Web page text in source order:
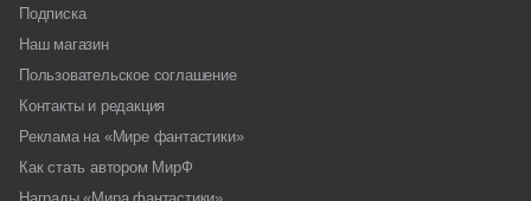
Подписка
Наш магазин
Пользовательское соглашение
Контакты и редакция
Реклама на «Мире фантастики»
Как стать автором МирФ